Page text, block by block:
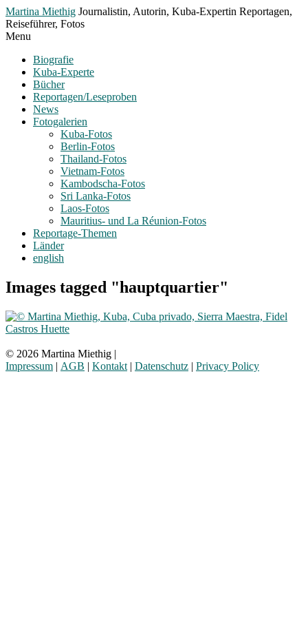
Toggle
Menu
Martina Miethig Journalistin, Autorin, Kuba-Expertin Reportagen,
Reiseführer, Fotos
Menu
Biografie
Kuba-Experte
Bücher
Reportagen/Leseproben
News
Fotogalerien
Kuba-Fotos
Berlin-Fotos
Thailand-Fotos
Vietnam-Fotos
Kambodscha-Fotos
Sri Lanka-Fotos
Laos-Fotos
Mauritius- und La Réunion-Fotos
Reportage-Themen
Länder
english
Images tagged "hauptquartier"
© 2026 Martina Miethig |
Impressum | AGB | Kontakt | Datenschutz | Privacy Policy